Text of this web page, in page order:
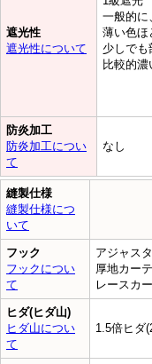
遮光性
遮光性について
一般的に
薄い色ほ
少しでも
比較的濃
につい
て
なし
縫製仕様
縫製仕様につ
いて
フック
フックについ
て
アジャス
厚地カー
レースカ
ヒダ(ヒダ山)
ヒダ山につい
て
1.5倍ヒダ